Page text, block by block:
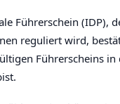
Führerschein (IDP),
reguliert wird,
Führerscheins in